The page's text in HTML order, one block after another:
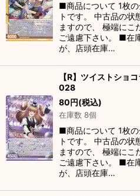
■商品について 1枚
トです。 中古品の状
ますので、 極端にこ
ご遠慮下さい。 ■在
が、店頭在庫…
【R】ツイストショ
028
80円(税込)
在庫数 8個
■商品について 1枚
トです。 中古品の状
ますので、 極端にこ
ご遠慮下さい。 ■在
が、店頭在庫…